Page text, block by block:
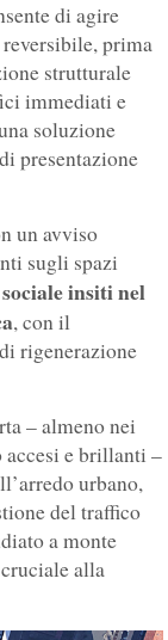
di agire
prima
strutturale
immediati e
soluzione
presentazione
un avviso
sugli spazi
insiti nel
, con il
rigenerazione
– almeno nei
e brillanti –
urbano,
del traffico
a monte
alla